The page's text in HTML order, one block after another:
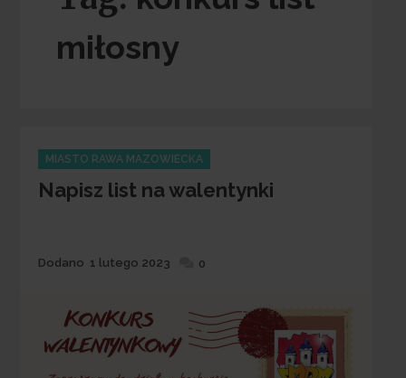
miłosny
Categories
MIASTO RAWA MAZOWIECKA
Napisz list na walentynki
Dodane
Dodano 1 lutego 2023 0